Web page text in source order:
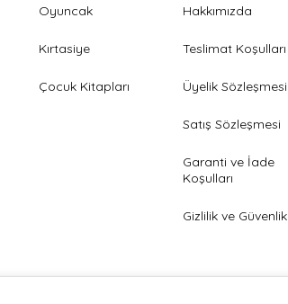
Oyuncak
Kırtasiye
Çocuk Kitapları
Hakkımızda
Teslimat Koşulları
Üyelik Sözleşmesi
Satış Sözleşmesi
Garanti ve İade
Koşulları
Gizlilik ve Güvenlik